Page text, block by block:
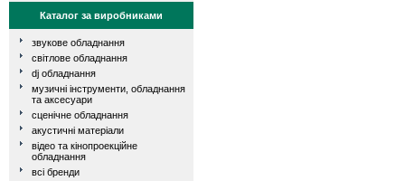
Каталог за виробниками
звукове обладнання
світлове обладнання
dj обладнання
музичні інструменти, обладнання
та аксесуари
сценічне обладнання
акустичні матеріали
відео та кінопроекційне
обладнання
всі бренди